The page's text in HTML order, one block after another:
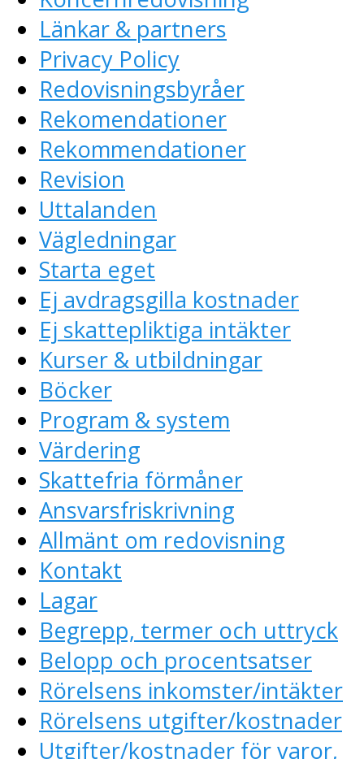
Länkar & partners
Privacy Policy
Redovisningsbyråer
Rekomendationer
Rekommendationer
Revision
Uttalanden
Vägledningar
Starta eget
Ej avdragsgilla kostnader
Ej skattepliktiga intäkter
Kurser & utbildningar
Böcker
Program & system
Värdering
Skattefria förmåner
Ansvarsfriskrivning
Allmänt om redovisning
Kontakt
Lagar
Begrepp, termer och uttryck
Belopp och procentsatser
Rörelsens inkomster/intäkter
Rörelsens utgifter/kostnader
Utgifter/kostnader för varor,